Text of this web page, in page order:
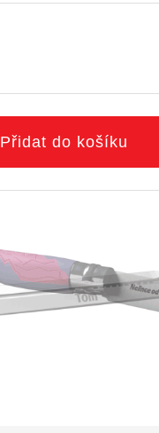
Přidat do košíku